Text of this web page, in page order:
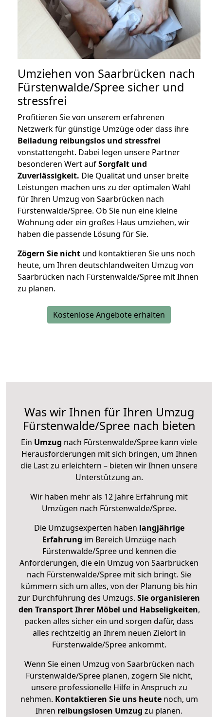
Umziehen von Saarbrücken nach
Fürstenwalde/Spree sicher und
stressfrei
Profitieren Sie von unserem erfahrenen
Netzwerk für günstige Umzüge oder dass ihre
Beiladung reibungslos und stressfrei
vonstattengeht. Dabei legen unsere Partner
besonderen Wert aufSorgfalt und
Zuverlässigkeit. Die Qualität und unser breite
Leistungen machen uns zu der optimalen Wahl
für Ihren Umzug von Saarbrücken nach
Fürstenwalde/Spree. Ob Sie nun eine kleine
Wohnung oder ein großes Haus umziehen, wir
haben die passende Lösung für Sie.
Zögern Sie nicht und kontaktieren Sie uns noch
heute, um Ihren deutschlandweiten Umzug von
Saarbrücken nach Fürstenwalde/Spree mit Ihnen
zu planen.
Kostenlose Angebote erhalten
Was wir Ihnen für Ihren Umzug
Fürstenwalde/Spree nach bieten
Ein Umzug nach Fürstenwalde/Spree kann viele
Herausforderungen mit sich bringen, um Ihnen
die Last zu erleichtern – bieten wir Ihnen unsere
Unterstützung an.
Wir haben mehr als 12 Jahre Erfahrung mit
Umzügen nach Fürstenwalde/Spree.
Die Umzugsexperten haben langjährige
Erfahrung im Bereich Umzüge nach
Fürstenwalde/Spree und kennen die
Anforderungen, die ein Umzug von Saarbrücken
nach Fürstenwalde/Spree mit sich bringt. Sie
kümmern sich um alles, von der Planung bis hin
zur Durchführung des Umzugs. Sie organisieren
den Transport Ihrer Möbel und Habseligkeiten,
packen alles sicher ein und sorgen dafür, dass
alles rechtzeitig an Ihrem neuen Zielort in
Fürstenwalde/Spree ankommt.
Wenn Sie einen Umzug von Saarbrücken nach
Fürstenwalde/Spree planen, zögern Sie nicht,
unsere professionelle Hilfe in Anspruch zu
nehmen. Kontaktieren Sie uns heutenoch, um
Ihren reibungslosen Umzug zu planen.